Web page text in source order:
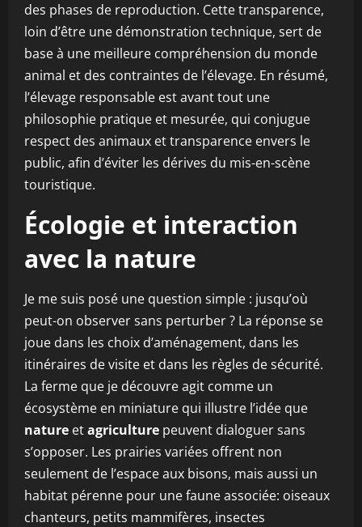
des phases de reproduction. Cette transparence,
loin d’être une démonstration technique, sert de
base à une meilleure compréhension du monde
animal et des contraintes de l’élevage. En résumé,
l’élevage responsable est avant tout une
philosophie pratique et mesurée, qui conjugue
respect des animaux et transparence envers le
public, afin d’éviter les dérives du mis-en-scène
touristique.
Écologie et interaction
avec la nature
Je me suis posé une question simple : jusqu’où
peut-on observer sans perturber ? La réponse se
joue dans les choix d’aménagement, dans les
itinéraires de visite et dans les règles de sécurité.
La ferme que je découvre agit comme un
écosystème en miniature qui illustre l’idée que
nature etagriculture peuvent dialoguer sans
s’opposer. Les prairies variées offrent non
seulement de l’espace aux bisons, mais aussi un
habitat pérenne pour une faune associée: oiseaux
chanteurs, petits mammifères, insectes